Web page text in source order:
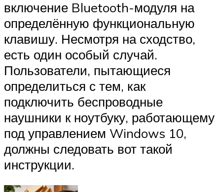
включение Bluetooth-модуля на
определённую функциональную
клавишу. Несмотря на сходство,
есть один особый случай.
Пользователи, пытающиеся
определиться с тем, как
подключить беспроводные
наушники к ноутбуку, работающему
под управлением Windows 10,
должны следовать вот такой
инструкции.